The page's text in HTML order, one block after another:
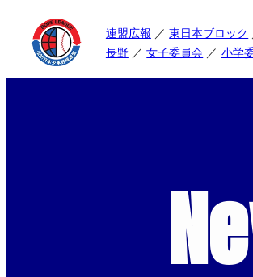
連盟広報 東日本ブロック
長野
女子委員会 小学